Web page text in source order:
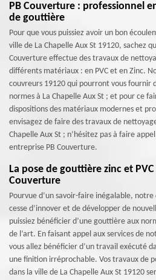
PB Couverture : professionnel
de gouttière
Pour que vous puissiez avoir un bon
ville de La Chapelle Aux St 19120, sachez
Couverture effectue des travaux de
différents matériaux : en PVC et en Zinc.
couvreurs 19120 qui pourront vous fournir
normes à La Chapelle Aux St ; et pour ce
dispositions des matériaux modernes et
envisagez de faire des travaux de
Chapelle Aux St ; n’hésitez pas à faire
entreprise PB Couverture.
La pose de gouttière zinc et
Couverture
Pourvue d’un savoir-faire inégalable,
cesse d’innover et de développer de
puissiez bénéficier d’une gouttière aux
de l’art. En faisant appel aux services de
vous allez bénéficier d’un travail exécuté
une finition irréprochable. Vos travaux de
dans la ville de La Chapelle Aux St 19120